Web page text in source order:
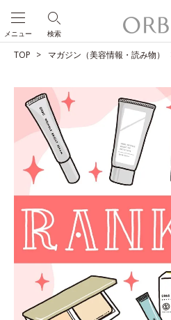
検索
メニュー
TOP マガジン（美容情報・読み物）